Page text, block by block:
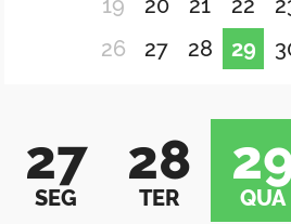
19
20 21 22
26
27 28 29
27
SEG
28
TER QUA